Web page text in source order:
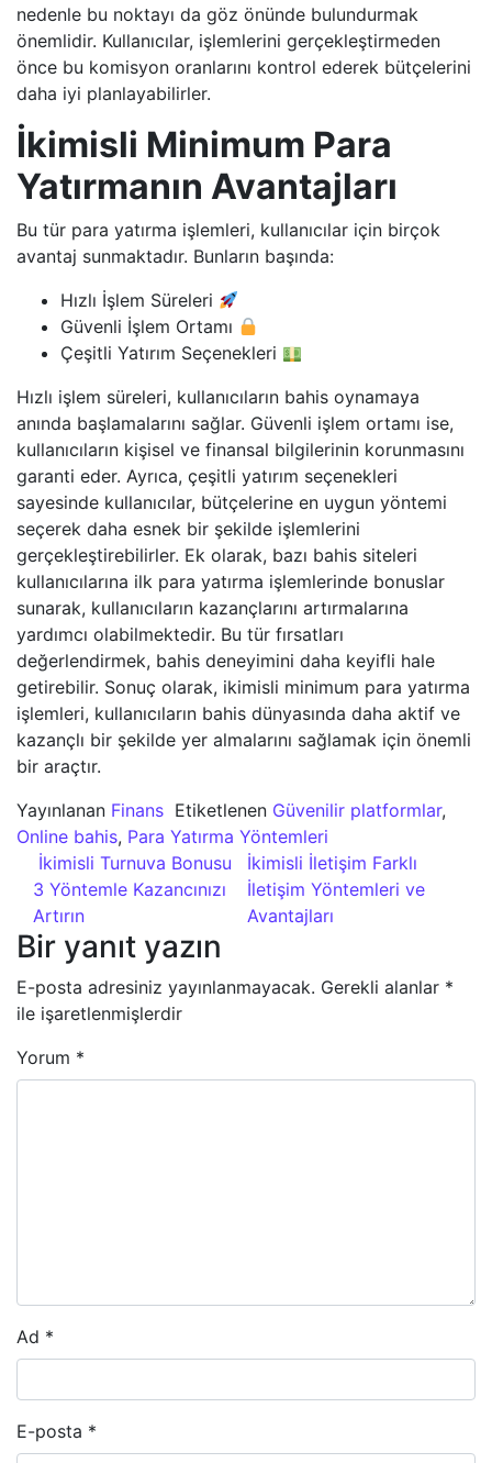
nedenle bu noktayı da göz önünde bulundurmak
önemlidir. Kullanıcılar, işlemlerini gerçekleştirmeden
önce bu komisyon oranlarını kontrol ederek bütçelerini
daha iyi planlayabilirler.
İkimisli Minimum Para
Yatırmanın Avantajları
Bu tür para yatırma işlemleri, kullanıcılar için birçok
avantaj sunmaktadır. Bunların başında:
Hızlı İşlem Süreleri
Güvenli İşlem Ortamı
Çeşitli Yatırım Seçenekleri
Hızlı işlem süreleri, kullanıcıların bahis oynamaya
anında başlamalarını sağlar. Güvenli işlem ortamı ise,
kullanıcıların kişisel ve finansal bilgilerinin korunmasını
garanti eder. Ayrıca, çeşitli yatırım seçenekleri
sayesinde kullanıcılar, bütçelerine en uygun yöntemi
seçerek daha esnek bir şekilde işlemlerini
gerçekleştirebilirler. Ek olarak, bazı bahis siteleri
kullanıcılarına ilk para yatırma işlemlerinde bonuslar
sunarak, kullanıcıların kazançlarını artırmalarına
yardımcı olabilmektedir. Bu tür fırsatları
değerlendirmek, bahis deneyimini daha keyifli hale
getirebilir. Sonuç olarak, ikimisli minimum para yatırma
işlemleri, kullanıcıların bahis dünyasında daha aktif ve
kazançlı bir şekilde yer almalarını sağlamak için önemli
bir araçtır.
Yayınlanan Finans Etiketlenen Güvenilir platformlar,
Online bahis, Para Yatırma Yöntemleri
Yazı dolaşımı
İkimisli Turnuva Bonusu
3 Yöntemle Kazancınızı
Artırın
İkimisli İletişim Farklı
İletişim Yöntemleri ve
Avantajları
Bir yanıt yazın
E-posta adresiniz yayınlanmayacak. Gerekli alanlar *
ile işaretlenmişlerdir
Yorum *
Ad *
E-posta *